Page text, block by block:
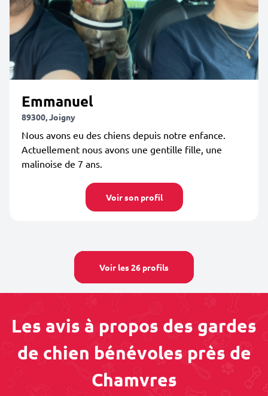
Emmanuel
89300, Joigny
Nous avons eu des chiens depuis notre enfance.
Actuellement nous avons une gentille fille, une
malinoise de 7 ans.
Voir son profil
Voir les 26 profils
Les avis à propos des gardes
de chien bénévoles près de
Chamvres